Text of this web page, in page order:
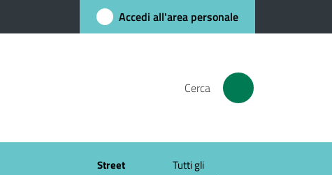
Accedi all'area personale
Cerca
Street
Tutti gli